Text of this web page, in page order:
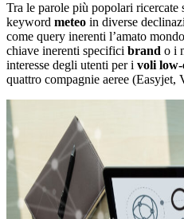
Tra le parole più popolari ricercate
keyword meteo in diverse
come query inerenti l’amato
chiave inerenti specifici brand o i
interesse degli utenti per i voli low-
quattro compagnie aeree (Easyjet,